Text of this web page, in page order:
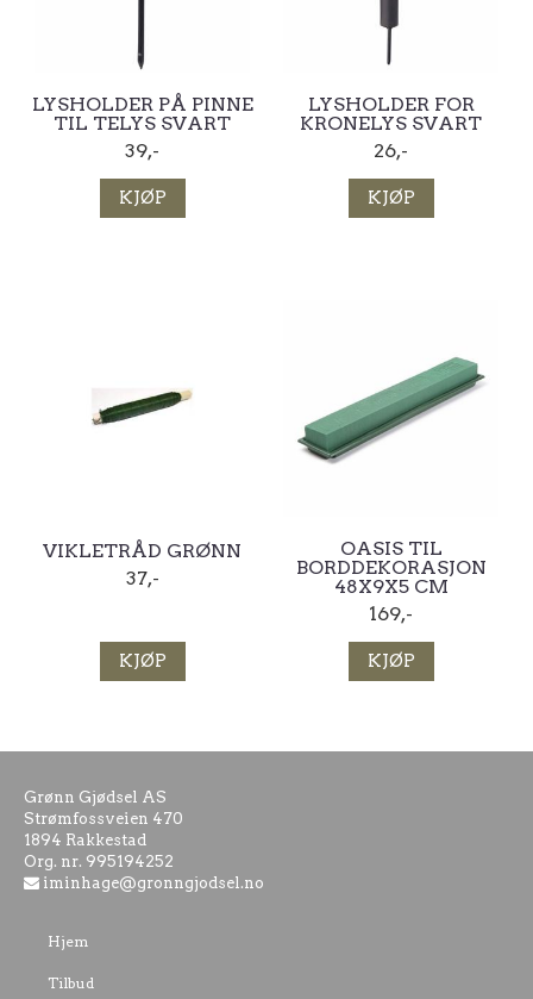
LYSHOLDER PÅ PINNE
TIL TELYS SVART
39,-
KJØP
LYSHOLDER FOR
KRONELYS SVART
26,-
KJØP
VIKLETRÅD GRØNN
37,-
KJØP
OASIS TIL
BORDDEKORASJON
48X9X5 CM
169,-
KJØP
Grønn Gjødsel AS
Strømfossveien 470
1894 Rakkestad
Org. nr. 995194252
iminhage@gronngjodsel.no
Hjem
Tilbud